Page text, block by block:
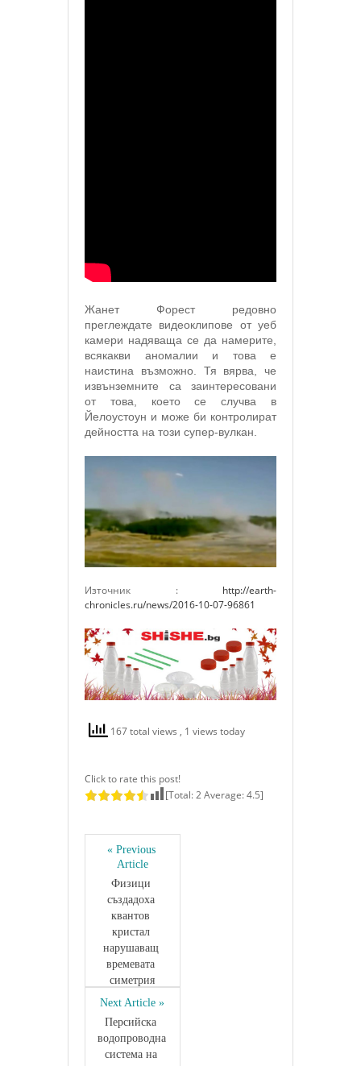
Жанет Форест редовно
преглеждате видеоклипове от уеб
камери надяваща се да намерите,
всякакви аномалии и това е
наистина възможно. Тя вярва, че
извънземните са заинтересовани
от това, което се случва в
Йелоустоун и може би контролират
дейността на този супер-вулкан.
Източник : http://earth-
chronicles.ru/news/2016-10-07-96861
167 total views , 1 views today
Click to rate this post!
[Total:2Average:4.5]
« Previous
Article
Физици
създадоха
квантов
кристал
нарушаващ
времевата
симетрия
Next Article »
Персийска
водопроводна
система на